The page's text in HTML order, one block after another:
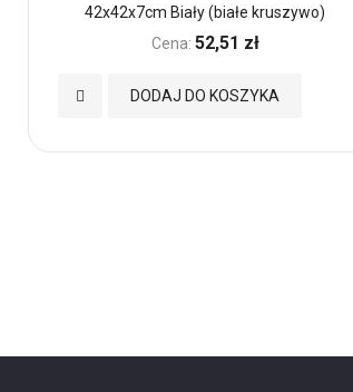
42x42x7cm Biały (białe kruszywo)
Cena: 52,51 zł
DODAJ DO KOSZYKA
Dodaj